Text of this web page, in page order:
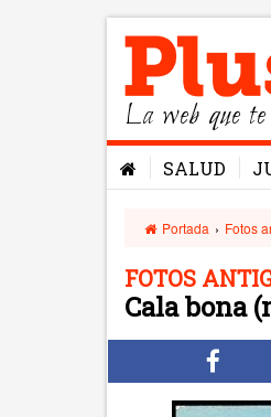
La web que
SALUD
Portada › Fotos
FOTOS
Cala bona